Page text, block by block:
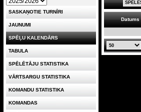
Datums
SASKAŅOTIE TURNĪRI
JAUNUMI
SPĒĻU KALENDĀRS
TABULA
SPĒLĒTĀJU STATISTIKA
VĀRTSARGU STATISTIKA
KOMANDU STATISTIKA
KOMANDAS